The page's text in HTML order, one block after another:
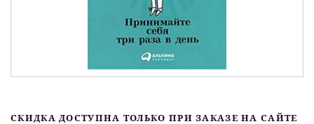
СКИДКА ДОСТУПНА ТОЛЬКО ПРИ ЗАКАЗЕ НА САЙТЕ